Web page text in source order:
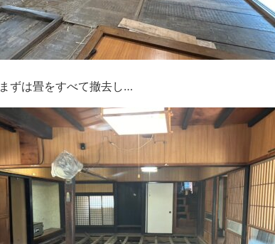
まずは畳をすべて撤去し…